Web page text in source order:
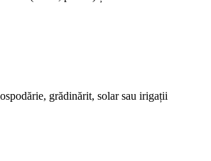
grădinărit, solar sau irigații